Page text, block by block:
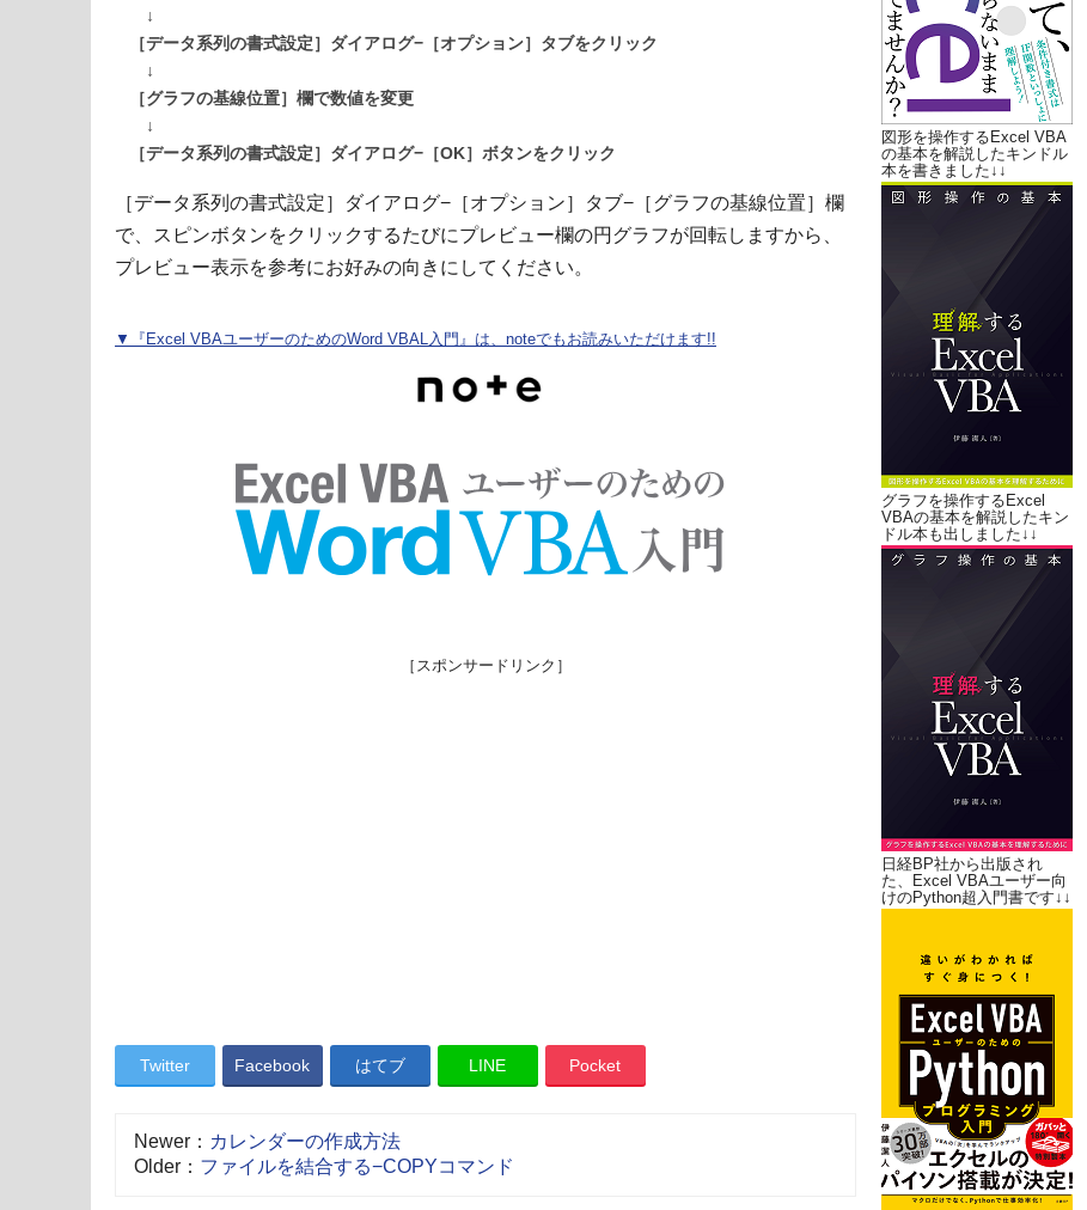
↓
［データ系列の書式設定］ダイアログ−［オプション］タブをクリック
↓
［グラフの基線位置］欄で数値を変更
↓
［データ系列の書式設定］ダイアログ−［OK］ボタンをクリック
［データ系列の書式設定］ダイアログ−［オプション］タブ−［グラフの基線位置］欄
で、スピンボタンをクリックするたびにプレビュー欄の円グラフが回転しますから、
プレビュー表示を参考にお好みの向きにしてください。
▼『Excel VBAユーザーのためのWord VBAL入門』は、noteでもお読みいただけます!!
［スポンサードリンク］
Twitter Facebook はてブ LINE Pocket
Newer： カレンダーの作成方法
Older： ファイルを結合する−COPYコマンド
図形を操作するExcel VBA
の基本を解説したキンドル
本を書きました↓↓
グラフを操作するExcel
VBAの基本を解説したキン
ドル本も出しました↓↓
日経BP社から出版され
た、Excel VBAユーザー向
けのPython超入門書です↓↓